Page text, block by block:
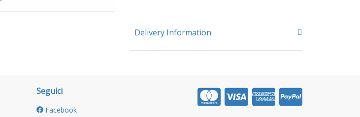
Delivery Information
Seguici
Facebook